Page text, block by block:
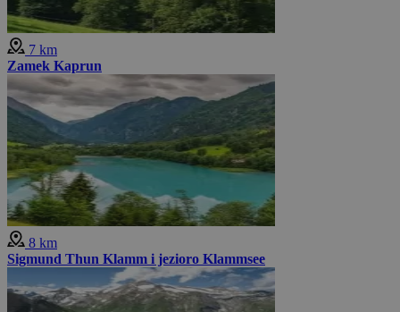
7 km
Zamek Kaprun
8 km
Sigmund Thun Klamm i jezioro Klammsee